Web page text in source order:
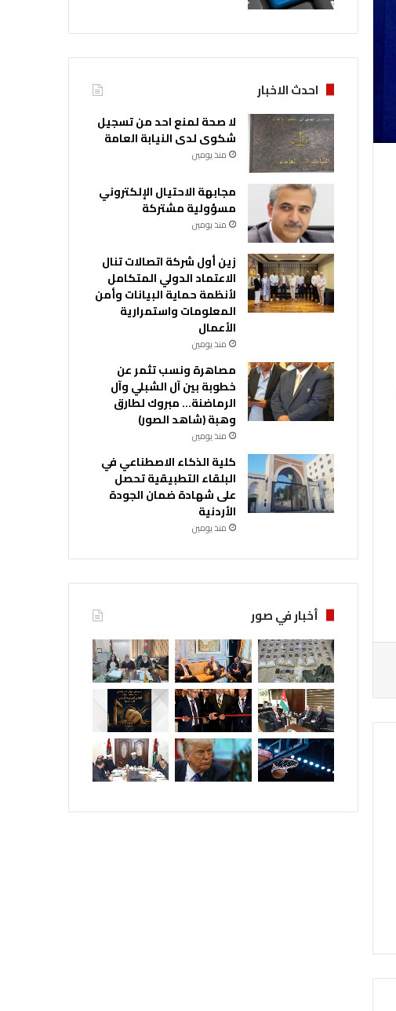
احدث الاخبار
لا صحة لمنع احد من تسجيل
شكوى لدى النيابة العامة
منذ يومين
مجابهة الاحتيال الإلكتروني
مسؤولية مشتركة
منذ يومين
زين أول شركة اتصالات تنال
الاعتماد الدولي المتكامل
لأنظمة حماية البيانات وأمن
المعلومات واستمرارية
الأعمال
منذ يومين
مصاهرة ونسب تثمر عن
خطوبة بين آل الشبلي وآل
الرماضنة… مبروك لطارق
وهبة (شاهد الصور)
منذ يومين
كلية الذكاء الاصطناعي في
البلقاء التطبيقية تحصل
على شهادة ضمان الجودة
الأردنية
منذ يومين
أخبار في صور